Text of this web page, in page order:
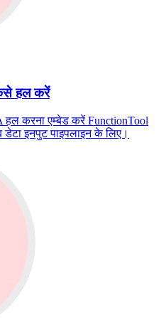
हल करें
करना एम्बेड करें FunctionTool
इनपुट पाइपलाइन के लिए।